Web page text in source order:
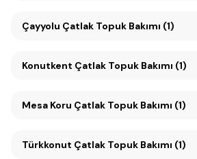
Çayyolu Çatlak Topuk Bakımı (1)
Konutkent Çatlak Topuk Bakımı (1)
Mesa Koru Çatlak Topuk Bakımı (1)
Türkkonut Çatlak Topuk Bakımı (1)